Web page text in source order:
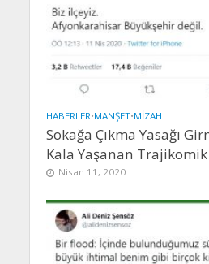
HABERLER•MANŞET•MIZAH
Sokağa Çıkma Yasağı
Kala Yaşanan
Nisan 11, 2020